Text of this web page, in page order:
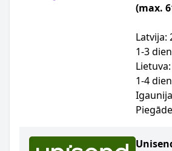
(max.
Latvija:
1-3
1-4